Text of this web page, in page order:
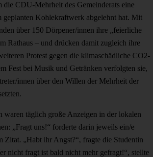
die CDU-Mehrheit des Gemeinderats eine
geplanten Kohlekraftwerk abgelehnt hat. Mit
über 150 Dörpener/innen ihre „feierliche
Rathaus – und drücken damit zugleich ihre
Protest gegen die klimaschädliche CO2-
Fest bei Musik und Getränken verfolgten sie,
innen über den Willen der Mehrheit der
waren täglich große Anzeigen in der lokalen
„Fragt uns!“ forderte darin jeweils ein/e
Zitat. „Habt ihr Angst?“, fragte die Studentin
nicht fragt ist bald nicht mehr gefragt!“, stellte